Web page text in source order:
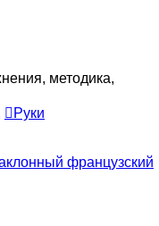
методика,
Руки
французский